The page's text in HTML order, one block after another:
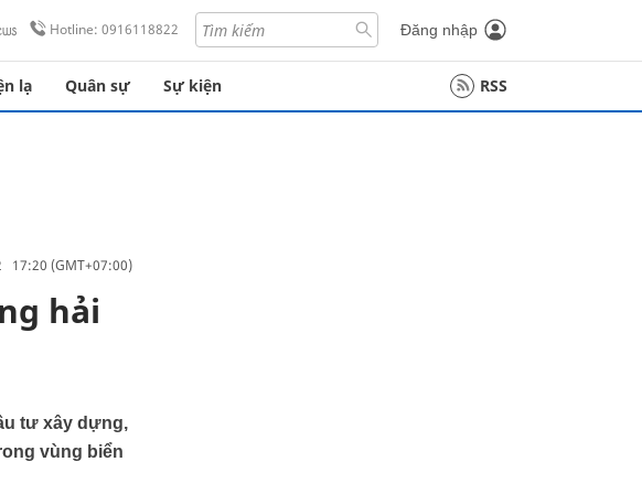
Hotline: 0916118822 Đăng nhập
lạ Quân sự Sự kiện RSS
17:20 (GMT+07:00)
hải
tư xây dựng,
vùng biển